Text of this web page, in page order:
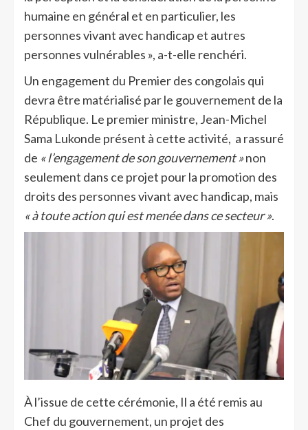
humaine en général et en particulier, les
personnes vivant avec handicap et autres
personnes vulnérables », a-t-elle renchéri.
Un engagement du Premier des congolais qui
devra être matérialisé par le gouvernement de la
République. Le premier ministre, Jean-Michel
Sama Lukonde présent à cette activité, a rassuré
de « l’engagement de son gouvernement »non
seulement dans ce projet pour la promotion des
droits des personnes vivant avec handicap, mais
« à toute action qui est menée dans ce secteur ».
À l’issue de cette cérémonie, Il a été remis au
Chef du gouvernement, un projet des